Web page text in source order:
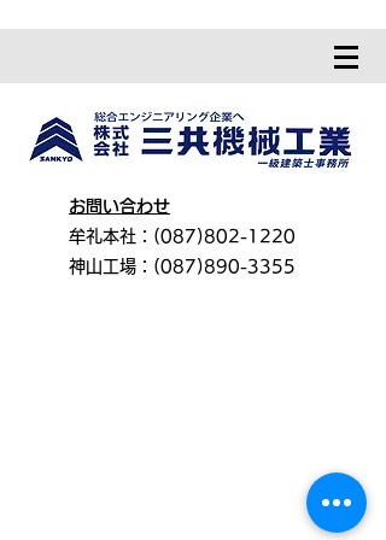
お問い合わせ
牟礼本社：(087)802-1220
神山工場：(087)890-3355